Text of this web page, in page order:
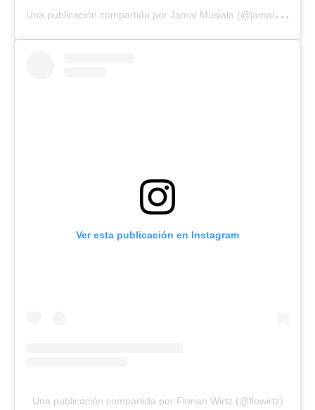
U
na publicación compartida por Jamal Musiala (@jamalmusiala10)
Ver esta publicación en Instagram
Una publicación compartida por Florian Wirtz (@flowirtz)